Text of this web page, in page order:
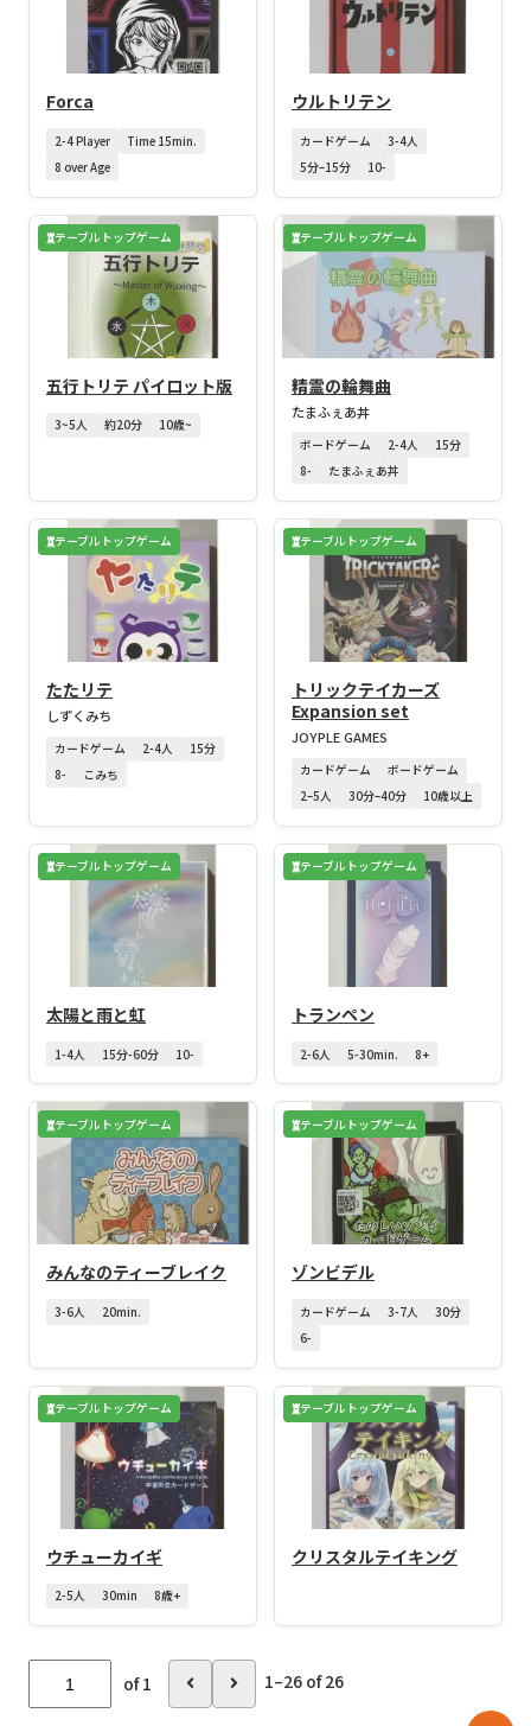
Forca
2-4 Player
Time 15min.
8 over Age
ウルトリテン
カードゲーム
3-4人
5分–15分
10-
テーブルトップゲーム
五行トリテ パイロット版
3~5人 約20分 10歳~
テーブルトップゲーム
精霊の輪舞曲
たまふぇあ丼
ボードゲーム 2-4人
15分
8-
たまふぇあ丼
テーブルトップゲーム
たたリテ
しずくみち
カードゲーム 2-4人
15分
8-
こみち
テーブルトップゲーム
トリックテイカーズ
Expansion set
JOYPLE GAMES
カードゲーム
ボードゲーム
2–5人
30分–40分 10歳以上
テーブルトップゲーム
太陽と雨と虹
1-4人 15分-60分 10-
テーブルトップゲーム
トランペン
2-6人 5-30min. 8+
テーブルトップゲーム
みんなのティーブレイク
3-6人 20min.
テーブルトップゲーム
ゾンビデル
カードゲーム 3-7人
30分
6-
テーブルトップゲーム
ウチューカイギ
2-5人 30min 8歳+
テーブルトップゲーム
クリスタルテイキング
of 1 1–26 of 26